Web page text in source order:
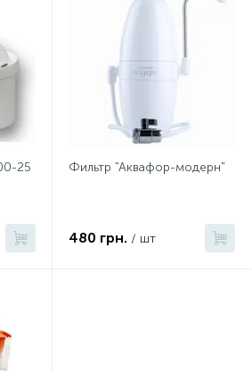
25
Фильтр "Аквафор-модерн"
480 грн. / шт